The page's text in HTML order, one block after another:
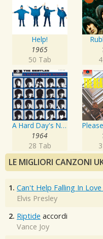
Help!
1965
50 Tab
A Hard Day's Night
1964
28 Tab
LE MIGLIORI CANZONI
1. Can't Help Falling In
Elvis Presley
2. Riptide accordi
Vance Joy